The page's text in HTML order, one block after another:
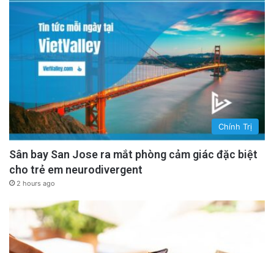
Chính Trị
Sân bay San Jose ra mắt phòng cảm giác đặc biệt
cho trẻ em neurodivergent
2 hours ago